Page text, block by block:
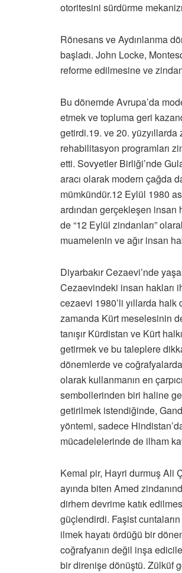
otoritesini sürdürme
Rönesans ve Aydınlanma
başladı. John Locke,
reforme edilmesine ve
Bu dönemde Avrupa’da
etmek ve topluma geri
getirdi.19. ve 20. yüzyıllarda
rehabilitasyon programları
etti. Sovyetler Birliği’nde
aracı olarak modern çağda
mümkündür.12 Eylül 1980
ardından gerçekleşen
de “12 Eylül zindanları”
muamelenin ve ağır insan
Diyarbakır Cezaevi’nde
Cezaevindeki insan hakları
cezaevi 1980’li yıllarda
zamanda Kürt meselesinin
tanışır Kürdistan ve Kürt
getirmek ve bu taleplere
dönemlerde ve
olarak kullanmanın en
sembollerinden biri haline
getirilmek istendiğinde,
yöntemi, sadece
mücadelelerinde de ilham
Kemal pir, Hayri durmuş Ali
ayında biten Amed
dirhem devrime katık
güçlendirdi. Faşist
ilmek hayatı ördüğü bir
coğrafyanın değil inşa
bir direnişe dönüştü. Zülküf